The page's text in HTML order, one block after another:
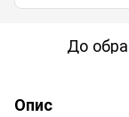
До
Опис